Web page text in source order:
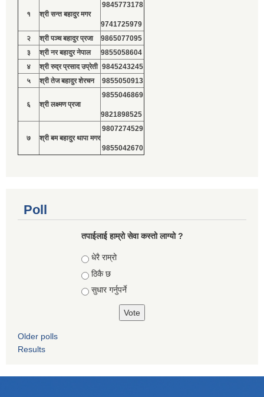
१ श्री सन्त बहादुर मगर
9845773178
9741725979
२
श्री पञ्च बहादुर प्रजा
9865077095
३
श्री नर बहादुर नेपाल
9855058604
४
श्री रुद्र प्रसाद उप्रेती 9845243245
५
श्री तेज बहादुर शेरचन 9855050913
६ श्री लक्ष्मण प्रजा
9855046869
9821898525
७ श्री बम बहादुर थापा मगर
9807274529
9855042670
Poll
तपाईलाई हाम्रो सेवा कस्तो लाग्यो ?
Choices
धेरै राम्रो
ठिकै छ
सुधार गर्नुपर्ने
Older polls
Results